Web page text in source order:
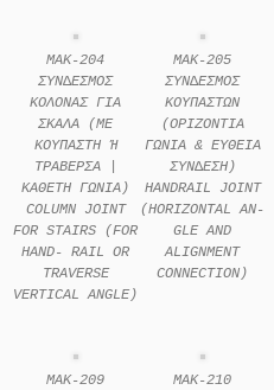
MAK-204
ΣΥΝ∆ΕΣΜΟΣ
ΚΟΛΟΝΑΣ ΓΙΑ
ΣΚΑΛΑ (ΜΕ
ΚΟΥΠΑΣΤΗ Ή
ΤΡΑΒΕΡΣΑ |
ΚΑΘΕΤΗ ΓΩΝΙΑ)
COLUMN JOINT
FOR STAIRS (FOR
HAND- RAIL OR
TRAVERSE
VERTICAL ANGLE)
MAK-205
ΣΥΝ∆ΕΣΜΟΣ
ΚΟΥΠΑΣΤΩΝ
(ΟΡΙΖΟΝΤΙΑ
ΓΩΝΙΑ & ΕΥΘΕΙΑ
ΣΥΝ∆ΕΣΗ)
HANDRAIL JOINT
(HORIZONTAL AN-
GLE AND
ALIGNMENT
CONNECTION)
MAK-209
MAK-210